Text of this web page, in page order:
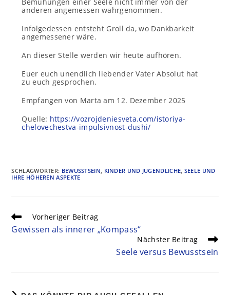
anderen angemessen wahrgenommen.
Infolgedessen entsteht Groll da, wo Dankbarkeit
angemessener wäre.
An dieser Stelle werden wir heute aufhören.
Euer euch unendlich liebender Vater Absolut hat
zu euch gesprochen.
Empfangen von Marta am 12. Dezember 2025
Quelle: https://vozrojdeniesveta.com/istoriya-
chelovechestva-impulsivnost-dushi/
SCHLAGWÖRTER: BEWUSSTSEIN, KINDER UND JUGENDLICHE, SEELE UND
IHRE HÖHEREN ASPEKTE
Vorheriger Beitrag
Gewissen als innerer „Kompass“
Nächster Beitrag
Seele versus Bewusstsein